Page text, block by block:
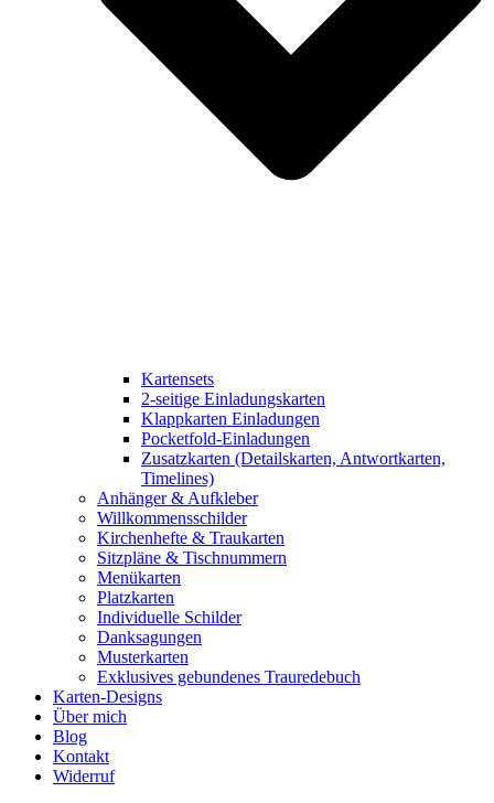
Kartensets
2-seitige Einladungskarten
Klappkarten Einladungen
Pocketfold-Einladungen
Zusatzkarten (Detailskarten, Antwortkarten,
Timelines)
Anhänger & Aufkleber
Willkommensschilder
Kirchenhefte & Traukarten
Sitzpläne & Tischnummern
Menükarten
Platzkarten
Individuelle Schilder
Danksagungen
Musterkarten
Exklusives gebundenes Trauredebuch
Karten-Designs
Über mich
Blog
Kontakt
Widerruf